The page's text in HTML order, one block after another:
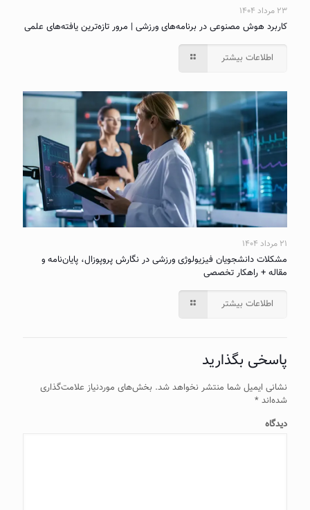
۲۳ مرداد ۱۴۰۴
کاربرد هوش مصنوعی در برنامه‌های ورزشی | مرور تازه‌ترین یافته‌های علمی
اطلاعات بیشتر
۲۱ مرداد ۱۴۰۴
مشکلات دانشجویان فیزیولوژی ورزشی در نگارش پروپوزال، پایان‌نامه و
مقاله + راهکار تخصصی
اطلاعات بیشتر
پاسخی بگذارید
نشانی ایمیل شما منتشر نخواهد شد. بخش‌های موردنیاز علامت‌گذاری
شده‌اند *
دیدگاه